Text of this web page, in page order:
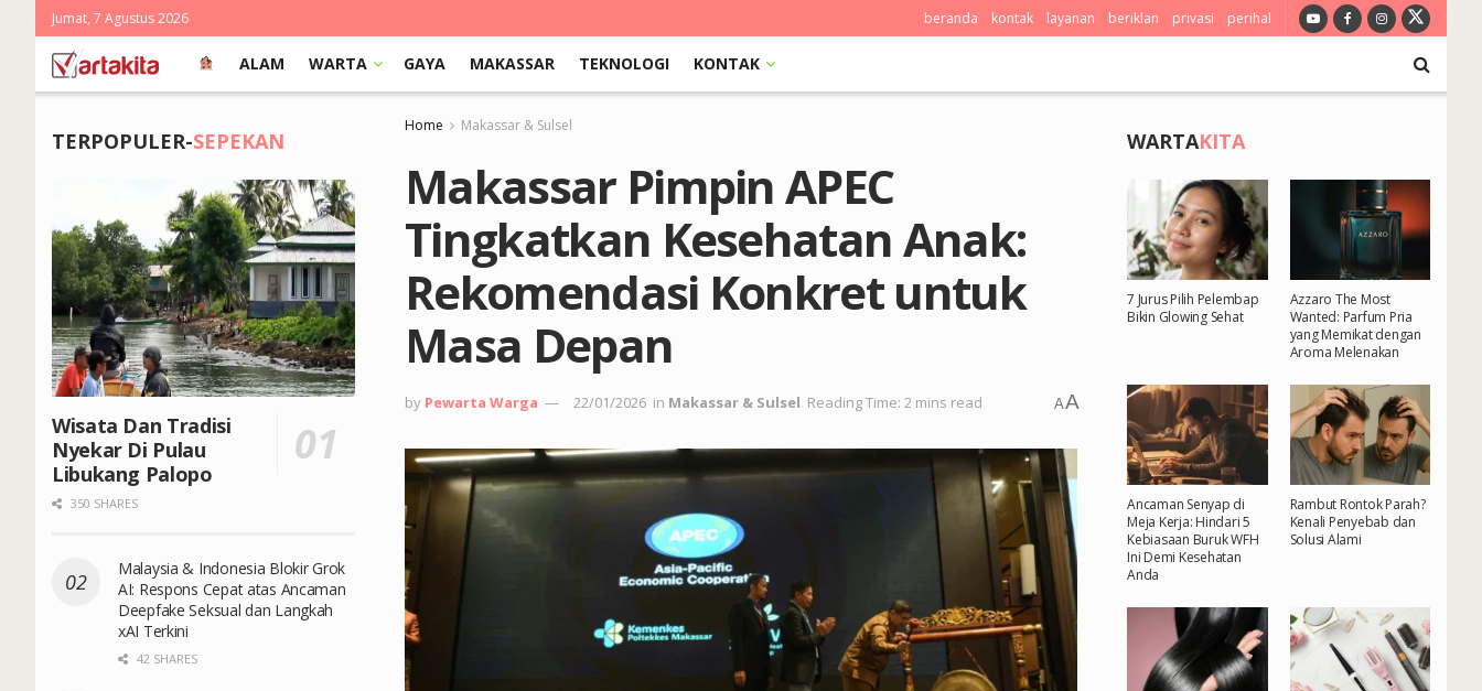
Jumat, 7 Agustus 2026 beranda kontak layanan beriklan privasi perihal
ALAM WARTA GAYA MAKASSAR TEKNOLOGI KONTAK
Home Makassar & Sulsel
Makassar Pimpin APEC
Tingkatkan Kesehatan Anak:
Rekomendasi Konkret untuk
Masa Depan
by Pewarta Warga 22/01/2026 in Makassar & Sulsel Reading Time: 2 mins read AA
TERPOPULER-SEPEKAN
Wisata Dan Tradisi
Nyekar Di Pulau
Libukang Palopo
350 SHARES
Malaysia & Indonesia Blokir Grok
AI: Respons Cepat atas Ancaman
Deepfake Seksual dan Langkah
xAI Terkini
42 SHARES
WARTAKITA
7 Jurus Pilih Pelembap
Bikin Glowing Sehat
Azzaro The Most
Wanted: Parfum Pria
yang Memikat dengan
Aroma Melenakan
Ancaman Senyap di
Meja Kerja: Hindari 5
Kebiasaan Buruk WFH
Ini Demi Kesehatan
Anda
Rambut Rontok Parah?
Kenali Penyebab dan
Solusi Alami